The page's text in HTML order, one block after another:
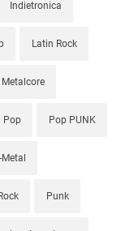
Indietronica
Latin Rock
Metalcore
Pop Pop PUNK
Punk